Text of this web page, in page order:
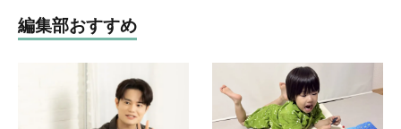
編集部おすすめ